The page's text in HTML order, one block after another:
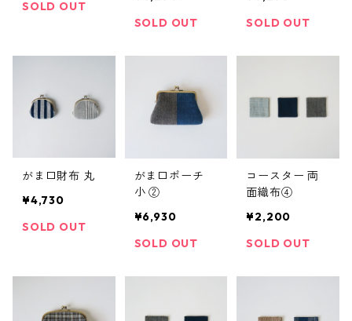
SOLD OUT
SOLD OUT
SOLD OUT
がま口財布 丸
¥4,730
SOLD OUT
がま口ポーチ
小 ②
¥6,930
SOLD OUT
コースター 両
面織布④
¥2,200
SOLD OUT